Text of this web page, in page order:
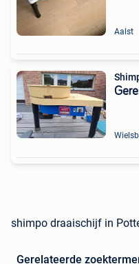
Aalst
shimpo draaischijf in
Gerelateerde